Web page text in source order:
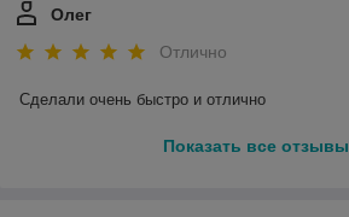
Олег
Отлично
Сделали очень быстро и отлично
Показать все отзывы